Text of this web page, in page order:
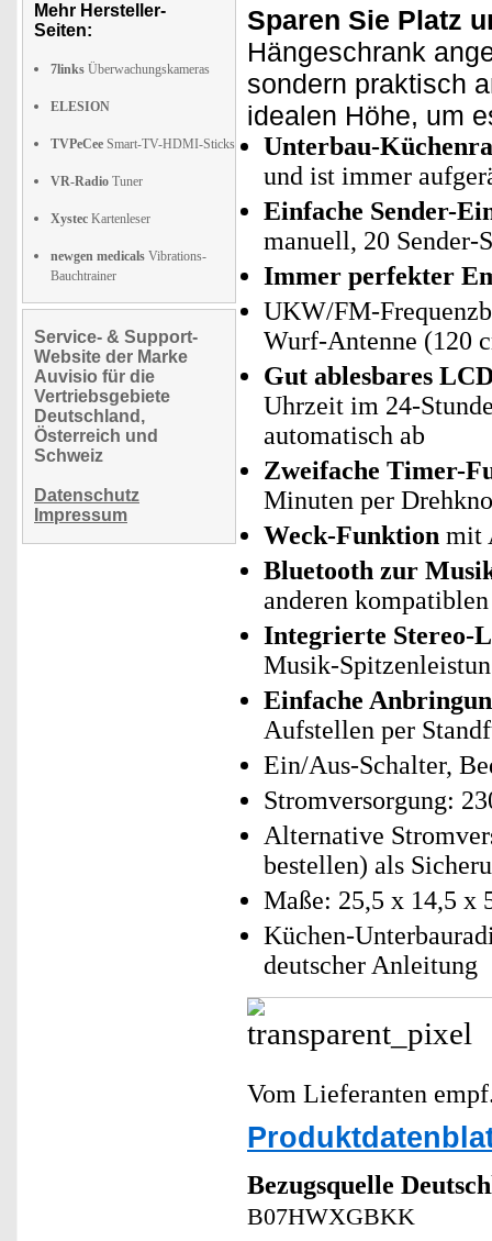
Mehr Hersteller-
Seiten:
7links Überwachungskameras
ELESION
TVPeCee Smart-TV-HDMI-Sticks
VR-Radio Tuner
Xystec Kartenleser
newgen medicals Vibrations-
Bauchtrainer
Service- & Support-
Website der Marke
Auvisio für die
Vertriebsgebiete
Deutschland,
Österreich und
Schweiz
Datenschutz
Impressum
Sparen Sie Platz
Hängeschrank
sondern praktisch
idealen Höhe, um
Unterbau-
und ist immer
Einfache Sender-
manuell, 20 Sender-
Immer perfekter
UKW/FM-
Wurf-Antenne (120
Gut ablesbares
Uhrzeit im 24-
automatisch ab
Zweifache Timer-
Minuten per
Weck-Funktion mit
Bluetooth zur
anderen
Integrierte Stereo-
Musik-
Einfache
Aufstellen per
Ein/Aus-Schalter,
Stromversorgung:
Alternative
bestellen) als
Maße: 25,5 x 14,5 x
Küchen-
deutscher Anleitung
Vom Lieferanten
Bezugsquelle
B07HWXGBKK